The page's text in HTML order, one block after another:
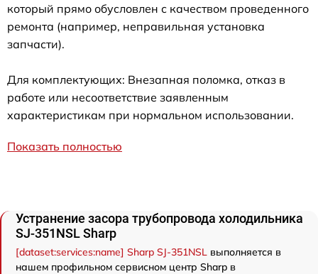
который прямо обусловлен с качеством проведенного
ремонта (например, неправильная установка
запчасти).
Для комплектующих: Внезапная поломка, отказ в
работе или несоответствие заявленным
характеристикам при нормальном использовании.
Показать полностью
Устранение засора трубопровода холодильника
SJ-351NSL Sharp
[dataset:services:name] Sharp SJ-351NSL выполняется в
нашем профильном сервисном центр Sharp в